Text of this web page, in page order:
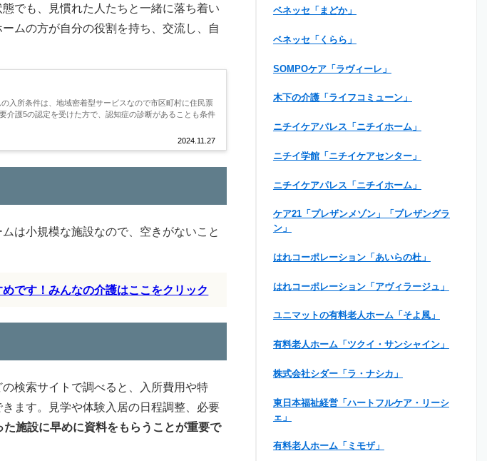
でも、見慣れた人たちと一緒に落ち着い
ムの方が自分の役割を持ち、交流し、自
2024.11.27
入所条件は、地域密着型サービスなので市区町村に住民票
介護5の認定を受けた方で、認知症の診断があることも条件
は小規模な施設なので、空きがないこと
です！みんなの介護はここをクリック
検索サイトで調べると、入所費用や特
ます。見学や体験入居の日程調整、必要
た施設に早めに資料をもらうことが重要で
ベネッセ「まどか」
ベネッセ「くらら」
SOMPOケア「ラヴィーレ」
木下の介護「ライフコミューン」
ニチイケアパレス「ニチイホーム」
ニチイ学館「ニチイケアセンター」
ニチイケアパレス「ニチイホーム」
ケア21「プレザンメゾン」「プレザングラ
ン」
はれコーポレーション「あいらの杜」
はれコーポレーション「アヴィラージュ」
ユニマットの有料老人ホーム「そよ風」
有料老人ホーム「ツクイ・サンシャイン」
株式会社シダー「ラ・ナシカ」
東日本福祉経営「ハートフルケア・リーシ
ェ」
有料老人ホーム「ミモザ」